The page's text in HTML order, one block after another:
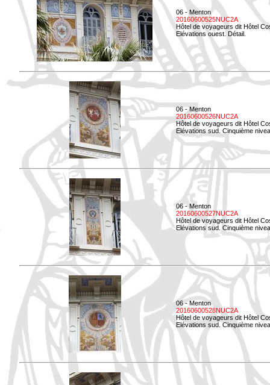
06 - Menton
20160600525NUC2A
Hôtel de voyageurs dit Hôtel
Elévations ouest. Détail.
06 - Menton
20160600526NUC2A
Hôtel de voyageurs dit Hôtel
Elévations sud. Cinquième
06 - Menton
20160600527NUC2A
Hôtel de voyageurs dit Hôtel
Elévations sud. Cinquième
06 - Menton
20160600528NUC2A
Hôtel de voyageurs dit Hôtel
Elévations sud. Cinquième